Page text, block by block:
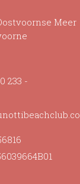
Meer
233 -